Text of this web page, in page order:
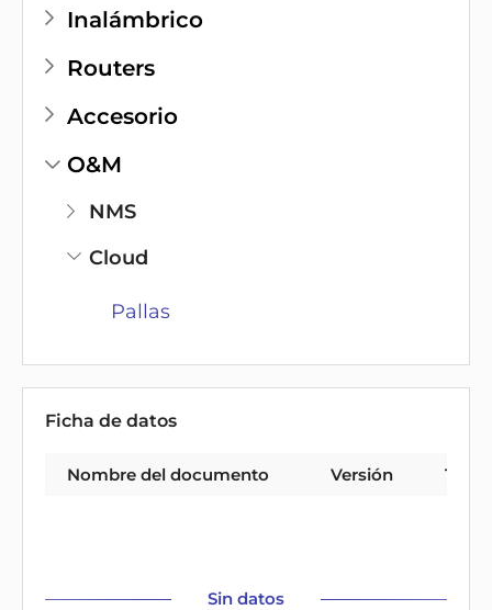
Inalámbrico
Routers
Accesorio
O&M
NMS
Cloud
Pallas
Ficha de datos
Nombre del documento Versión Tipo
Sin datos